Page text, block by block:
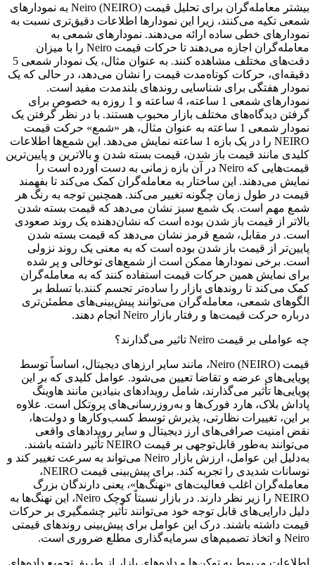
بیشتر معامله‌گران برای تحلیل قیمت Neiro (NEIRO) به نمودارهای
شمعی تکیه می‌کنند، زیرا این نمودارها اطلاعات دقیق‌تری نسبت به
نمودارهای خطی ساده ارائه می‌دهند. نمودارهای شمعی به
معامله‌گران اجازه می‌دهند تا حرکات قیمت Neiro را با میزان
دقت‌های مختلف مشاهده کنند. به عنوان مثال، یک نمودار شمعی 5
دقیقه‌ای، حرکات کوتاه‌مدت قیمت را نشان می‌دهد، در حالی که یک
نمودار هفتگی برای شناسایی روندهای بلندمدت مفید است.
نمودارهای شمعی 1 ساعته، 4 ساعته و 1 روزه به خصوص برای
گرفتن دیدگاه‌های مختلف بازار محبوب هستند. با در نظر گرفتن یک
نمودار شمعی 1 ساعته به عنوان مثال، هر «شمع» حرکت قیمت
NEIRO را در یک بازه 1 ساعته نمایش می‌دهد. این شمع‌ها اطلاعات
کلیدی مانند قیمت باز شدن، قیمت بسته شدن و بالاترین و پایین‌ترین
قیمت‌هایی که Neiro در آن بازه زمانی به دست آورده است را
نمایش می‌دهند. این ساختار به معامله‌گران کمک می‌کند تا بفهمند
قیمت در طول زمان چگونه تغییر می‌کند. همچنین توجه به رنگ هر
شمع مهم است. یک شمع سبز نشان می‌دهد که قیمت بسته شدن
بالاتر از قیمت باز شدن بوده است که نشان‌دهنده یک روند صعودی
است. در مقابل، شمع قرمز نشان می‌دهد که قیمت بسته شدن
پایین‌تر از قیمت باز شدن بوده است که به معنی یک روند نزولی
است. برخی نمودارها ممکن است از شمع‌های توخالی و پر شده
برای نمایش همین حرکات قیمت استفاده کنند که به معامله‌گران
کمک می‌کند تا روندهای بازار را ساده‌تر تجسم کنند.با تسلط بر
الگوهای شمعی، معامله‌گران می‌توانند پیش‌بینی‌های مطمئن‌تری
درباره حرکت قیمت‌ها و رفتار بازار Neiro انجام دهند.
چه عواملی بر قیمت Neiro تاثیر می‌گذارند؟
قیمت Neiro (NEIRO)، مانند سایر ارزهای دیجیتال، اساساً توسط
پویایی‌های عرضه و تقاضا تعیین می‌شود. عوامل کلیدی که بر این
پویایی‌ها تأثیر می‌گذارند، شامل رویدادهای بنیادین مانند هاوینگ
پاداش بلاک، هارد فورک‌ها و به‌روزرسانی‌های پروتکل است. علاوه
بر این، تغییرات نظارتی، پذیرش توسط کسب‌وکارها و دولت‌ها،
نقض امنیت صرافی‌های ارز دیجیتال و سایر رویدادهای واقعی
می‌توانند به‌طور قابل‌توجهی بر قیمت NEIRO تأثیر داشته باشند.
به‌دلیل این عوامل، ارزش بازار Neiro می‌تواند به سرعت تغییر کند و
نوسانات شدیدی را تجربه کند. برای پیش‌بینی قیمت NEIRO،
معامله‌گران اغلب فعالیت‌های «نهنگ‌ها»، یعنی دارندگان بزرگ
NEIRO را زیر نظر دارند. در بازار نسبتاً کوچک Neiro، این نهنگ‌ها به
دلیل دارایی‌های قابل توجه خود می‌توانند تأثیر چشمگیری بر حرکات
قیمت داشته باشند. درک این عوامل برای پیش‌بینی روندهای قیمتی
Neiro و اتخاذ تصمیم‌های سرمایه‌گذاری مطلع ضروری است.
اطلاعات مربوط به توکن‌ها و داده‌های بازار از طریق تجمیع داده‌های